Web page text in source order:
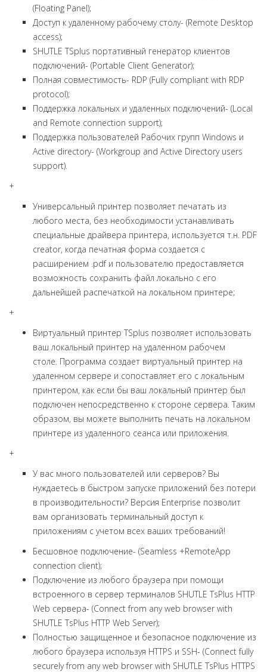
(Floating Panel);
Доступ к удаленному рабочему столу- (Remote Desktop
access);
SHUTLE TSplus портативный генератор клиентов
подключений- (Portable Client Generator);
Полная совместимость- RDP (Fully compliant with RDP
protocol);
Поддержка локальных и удаленных подключений- (Local
and Remote connection support);
Поддержка пользователей Рабочих групп Windows и
Active directory- (Workgroup and Active Directory users
support).
+
Универсальный принтер позволяет печатать из
любого места, без необходимости устанавливать
специальные драйвера принтера, используется т.н. PDF
creator, когда печатная форма создается с
расширением .pdf и пользователю предоставляется
возможность сохранить файл локально с его
дальнейшей распечаткой на локальном принтере;
+
Виртуальный принтер TSplus позволяет использовать
ваш локальный принтер на удаленном рабочем
столе. Программа создает виртуальный принтер на
удаленном сервере и сопоставляет его с локальным
принтером, как если бы ваш локальный принтер был
подключен непосредственно к стороне сервера. Таким
образом, вы можете выполнить печать на локальном
принтере из удаленного сеанса или приложения.
+
У вас много пользователей или серверов? Вы
нуждаетесь в быстром запуске приложений без потери
в производительности? Версия Enterprise позволит
вам организовать терминальный доступ к
приложениям с учетом всех ваших требований!
Бесшовное подключение- (Seamless +RemoteApp
connection client);
Подключение из любого браузера при помощи
встроенного в сервер терминалов SHUTLE TsPlus HTTP
Web сервера- (Connect from any web browser with
SHUTLE TsPlus HTTP Web Server);
Полностью защищенное и безопасное подключение из
любого браузера используя HTTPS и SSH- (Connect fully
securely from any web browser with SHUTLE TsPlus HTTPS